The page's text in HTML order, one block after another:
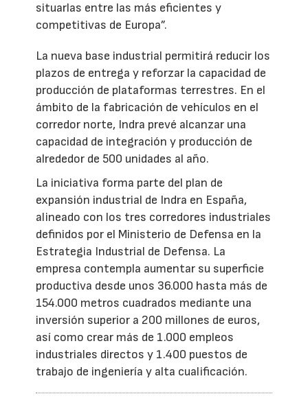
situarlas entre las más eficientes y
competitivas de Europa”.
La nueva base industrial permitirá reducir los
plazos de entrega y reforzar la capacidad de
producción de plataformas terrestres. En el
ámbito de la fabricación de vehículos en el
corredor norte, Indra prevé alcanzar una
capacidad de integración y producción de
alrededor de 500 unidades al año.
La iniciativa forma parte del plan de
expansión industrial de Indra en España,
alineado con los tres corredores industriales
definidos por el Ministerio de Defensa en la
Estrategia Industrial de Defensa. La
empresa contempla aumentar su superficie
productiva desde unos 36.000 hasta más de
154.000 metros cuadrados mediante una
inversión superior a 200 millones de euros,
así como crear más de 1.000 empleos
industriales directos y 1.400 puestos de
trabajo de ingeniería y alta cualificación.